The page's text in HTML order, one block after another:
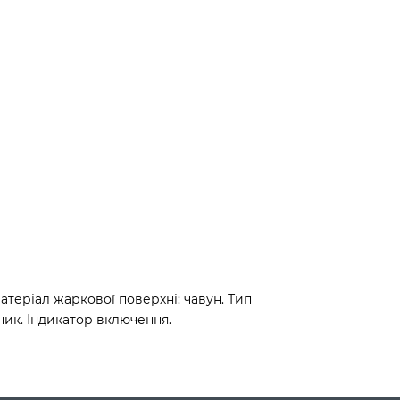
жаркової поверхні: чавун. Тип
Індикатор включення.